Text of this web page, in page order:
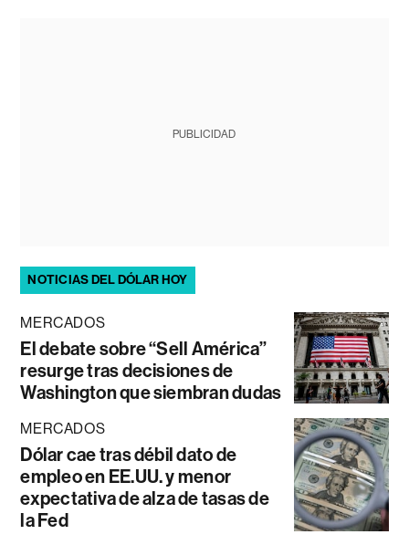
PUBLICIDAD
NOTICIAS DEL DÓLAR HOY
MERCADOS
El debate sobre “Sell América”
resurge tras decisiones de
Washington que siembran dudas
MERCADOS
Dólar cae tras débil dato de
empleo en EE.UU. y menor
expectativa de alza de tasas de
la Fed